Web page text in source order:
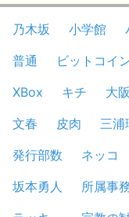
乃木坂 小学館
普通
ビットコイ
XBox
キチ 大阪
文春
皮肉 三浦
発行部数
ネッコ
坂本勇人
所属事